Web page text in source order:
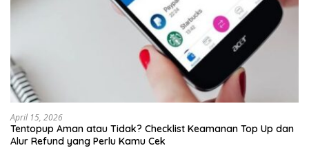
April 15, 2026
Tentopup Aman atau Tidak? Checklist Keamanan Top Up dan
Alur Refund yang Perlu Kamu Cek